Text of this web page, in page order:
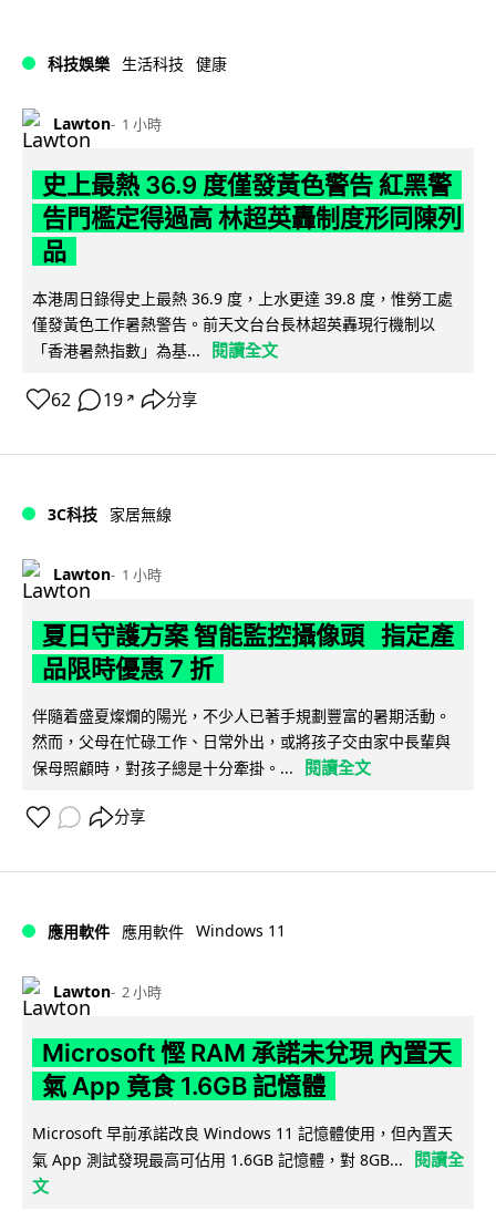
科技娛樂 生活科技 健康
Lawton 1 小時
史上最熱 36.9 度僅發黃色警告 紅黑警
告門檻定得過高 林超英轟制度形同陳列
品
本港周日錄得史上最熱 36.9 度，上水更達 39.8 度，惟勞工處
僅發黃色工作暑熱警告。前天文台台長林超英轟現行機制以
「香港暑熱指數」為基...
閱讀全文
62 19 ↗ 分享
3C科技 家居無線
Lawton 1 小時
夏日守護方案 智能監控攝像頭 指定產
品限時優惠 7 折
伴隨着盛夏燦爛的陽光，不少人已著手規劃豐富的暑期活動。
然而，父母在忙碌工作、日常外出，或將孩子交由家中長輩與
保母照顧時，對孩子總是十分牽掛。...
閱讀全文
分享
應用軟件 應用軟件 Windows 11
Lawton 2 小時
Microsoft 慳 RAM 承諾未兌現 內置天
氣 App 竟食 1.6GB 記憶體
Microsoft 早前承諾改良 Windows 11 記憶體使用，但內置天
氣 App 測試發現最高可佔用 1.6GB 記憶體，對 8GB...
閱讀全
文